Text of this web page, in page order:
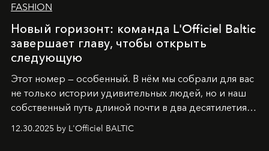
FASHION
Новый горизонт: команда L'Officiel Baltic
завершает главу, чтобы открыть
следующую
Этот номер — особенный. В нём мы собрали для вас
не только истории удивительных людей, но и наш
собственный путь длиной почти в два десятилетия.
Вместо привычного подведения итогов мы от всей
души говорим спасибо каждому, кто был с нами все
12.30.2025 by L'Officiel BALTIC